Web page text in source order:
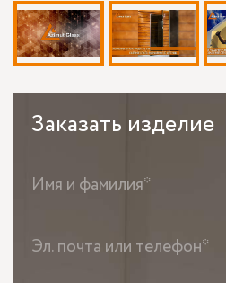
Заказать изделие
Имя и фамилия*
Эл. почта или телефон*